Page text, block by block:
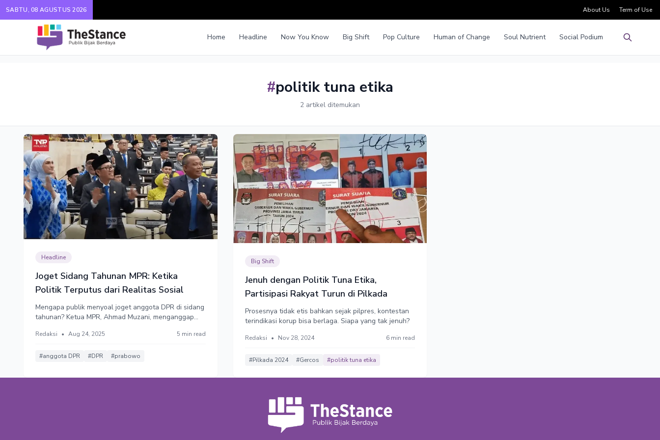
SABTU, 08 AGUSTUS 2026 About Us Term of Use
Home Headline Now You Know Big Shift Pop Culture Human of Change Soul Nutrient
Social Podium
#politik tuna etika
2 artikel ditemukan
Headline
Joget Sidang Tahunan MPR: Ketika
Politik Terputus dari Realitas Sosial
Mengapa publik menyoal joget anggota DPR di sidang
tahunan? Ketua MPR, Ahmad Muzani, menganggap
menunjukkan politik di Indonesia yang makin tidak
realitas sosial.
Redaksi • Aug 24, 2025 5 min read
#anggota DPR #DPR #prabowo
Big Shift
Jenuh dengan Politik Tuna Etika,
Partisipasi Rakyat Turun di Pilkada
Prosesnya tidak etis bahkan sejak pilpres, kontestan
terindikasi korup bisa berlaga. Siapa yang tak jenuh?
Redaksi • Nov 28, 2024 6 min read
#Pilkada 2024 #Gercos #politik tuna etika